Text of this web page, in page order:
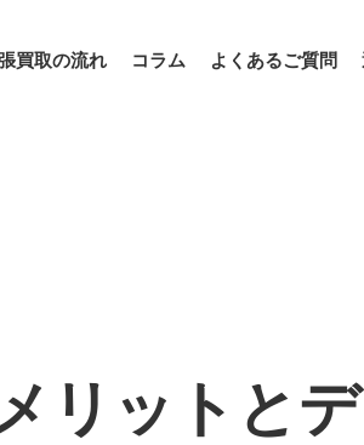
買取の流れ コラム よくあるご質問
リットと